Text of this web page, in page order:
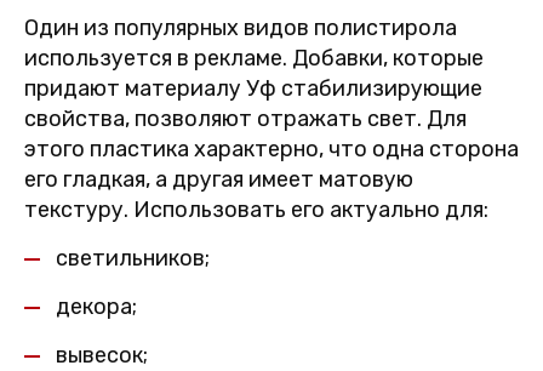
Один из популярных видов полистирола
используется в рекламе. Добавки, которые
придают материалу Уф стабилизирующие
свойства, позволяют отражать свет. Для
этого пластика характерно, что одна сторона
его гладкая, а другая имеет матовую
текстуру. Использовать его актуально для:
светильников;
декора;
вывесок;